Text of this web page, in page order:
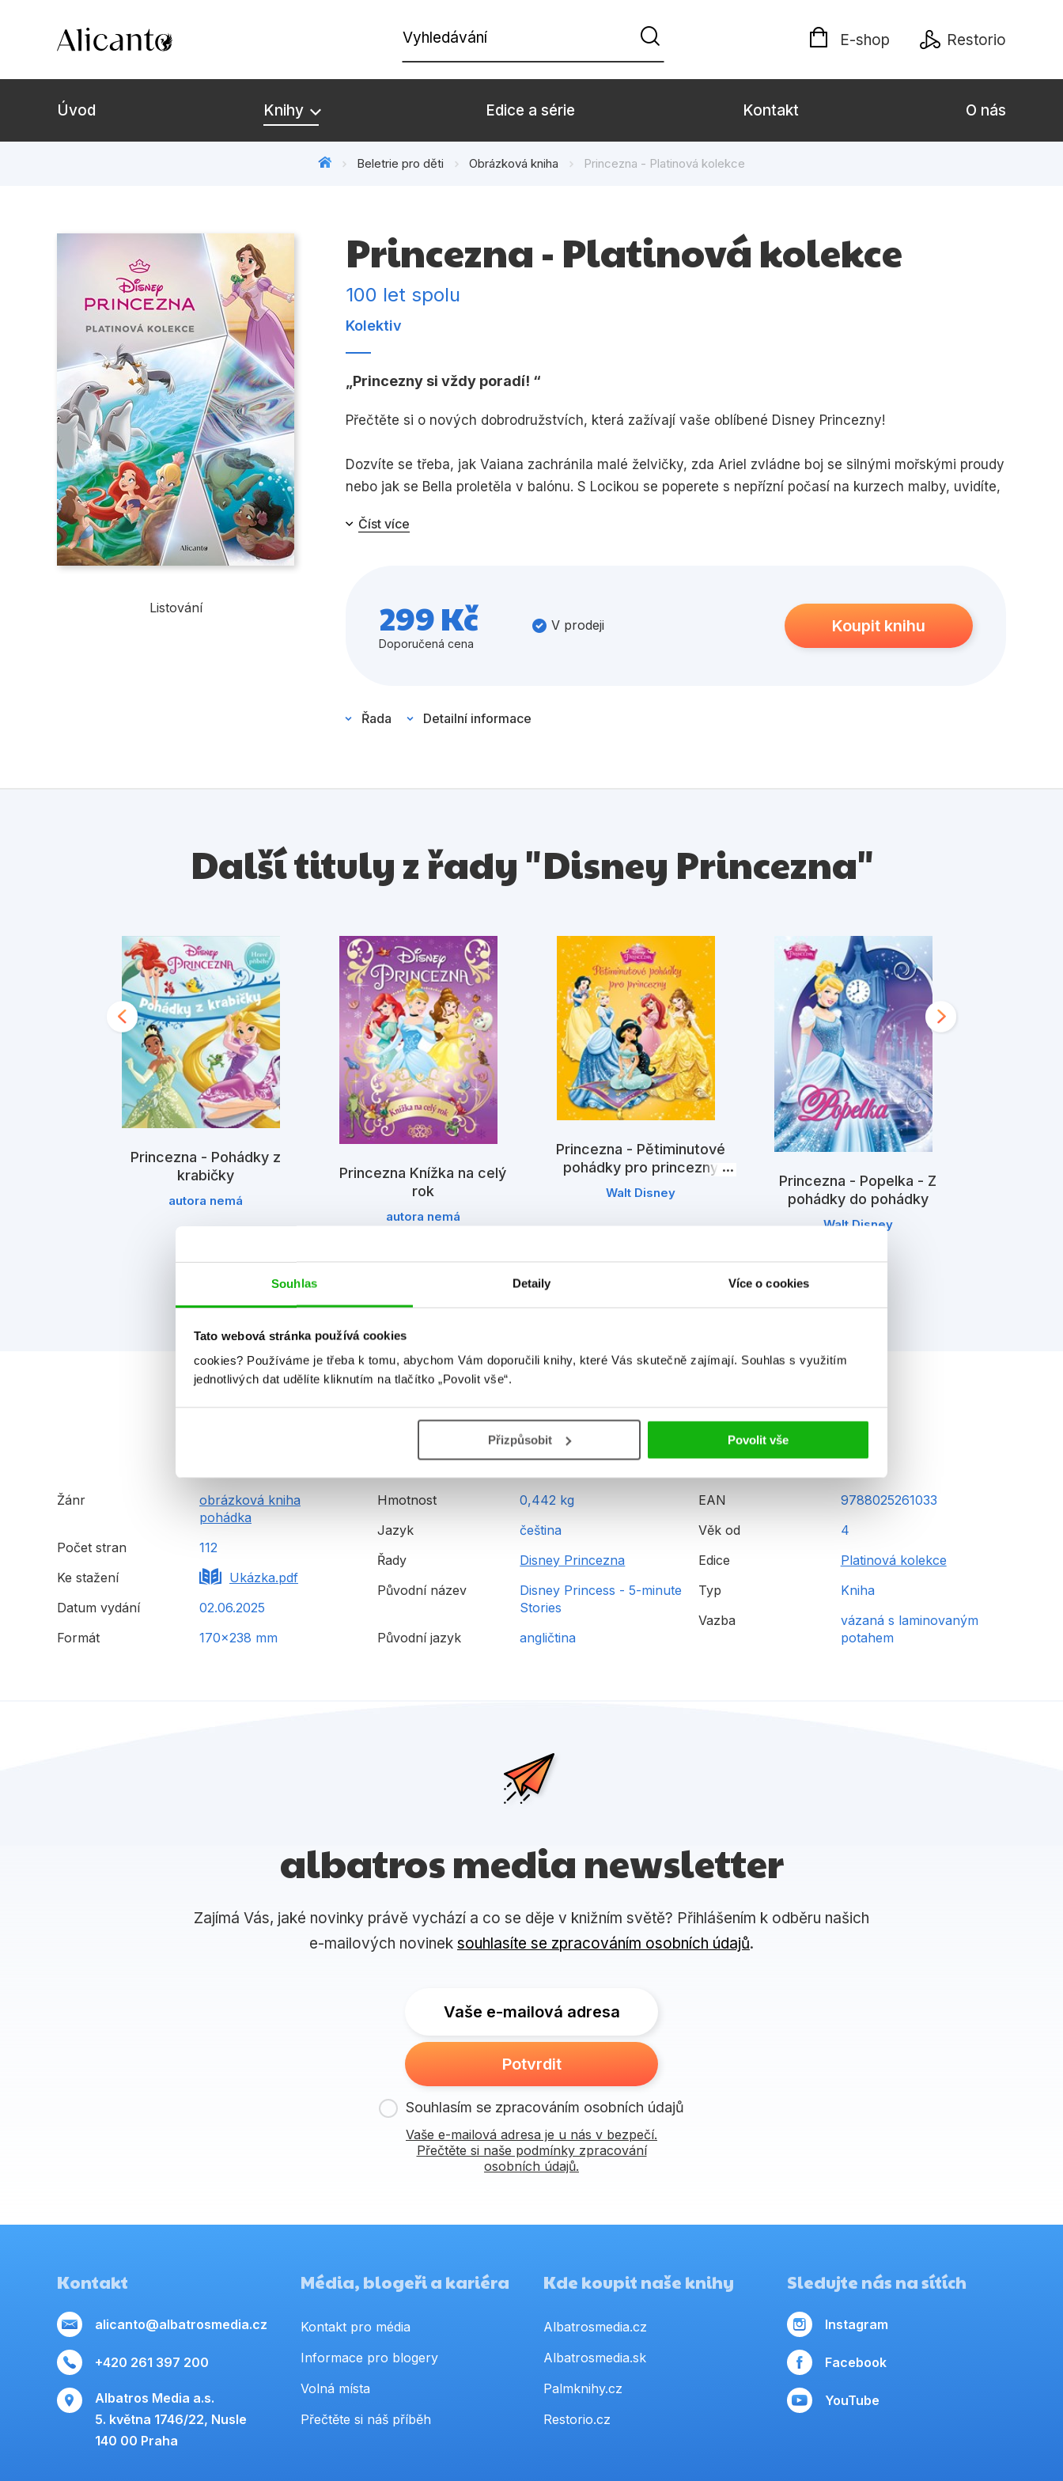
Souhlas Detaily Více o cookies
Tato webová stránka používá cookies
cookies? Používáme je třeba k tomu, abychom Vám doporučili knihy, které Vás skutečně zajímají. Souhlas s využitím
jednotlivých dat udělíte kliknutím na tlačítko „Povolit vše“.
Přizpůsobit Povolit vše
Vyhledávání E-shop Restorio
Úvod Knihy
Připravujeme
Bestsellery
Tipy redakce
Beletrie pro děti Beletrie pro dospělé
Komiks Křížovky
Umění a kultura
Zdraví a životní styl
Všechny kategorie
Edice a série Kontakt O nás
Beletrie pro děti Obrázková kniha Princezna - Platinová kolekce
Listování
Princezna - Platinová kolekce
100 let spolu
Kolektiv
Princezny si vždy poradí!
Přečtěte si o nových dobrodružstvích, která zažívají vaše oblíbené Disney Princezny!
Dozvíte se třeba, jak Vaiana zachránila malé želvičky, zda Ariel zvládne boj se silnými mořskými proudy
nebo jak se Bella proletěla v balónu. S Locikou se poperete s nepřízní počasí na kurzech malby, uvidíte,
odvážné, pracovité a vynalézavé princezny si poradí v každé situaci!
Číst více
299 Kč
Doporučená cena
V prodeji Koupit knihu
Řada Detailní informace
Další tituly z řady "Disney Princezna"
Princezna - Pohádky z
krabičky
autora nemá
Princezna Knížka na celý
rok
autora nemá
Princezna - Pětiminutové
pohádky pro princezny
(žlutá kniha)
Walt Disney
Princezna - Popelka - Z
pohádky do pohádky
Walt Disney
Detailní informace
Žánr
obrázková kniha
pohádka
Počet stran
112
Ke stažení
Ukázka.pdf
Datum vydání
02.06.2025
Formát
170x238 mm
Hmotnost
0,442 kg
Jazyk
čeština
Řady
Disney Princezna
Původní název
Disney Princess - 5-minute
Stories
Původní jazyk
angličtina
EAN
9788025261033
Věk od
4
Edice
Platinová kolekce
Typ
Kniha
Vazba
vázaná s laminovaným
potahem
albatros media newsletter
Zajímá Vás, jaké novinky právě vychází a co se děje v knižním světě? Přihlášením k odběru našich
e-mailových novinek souhlasíte se zpracováním osobních údajů.
Vaše e-mailová adresa
Potvrdit
Souhlasím se zpracováním osobních údajů
Vaše e-mailová adresa je u nás v bezpečí.
Přečtěte si naše podmínky zpracování
osobních údajů.
Kontakt
alicanto@albatrosmedia.cz
+420 261 397 200
Albatros Media a.s.
5. května 1746/22, Nusle
140 00 Praha
Média, blogeři a kariéra
Kontakt pro média
Informace pro blogery
Volná místa
Přečtěte si náš příběh
Kde koupit naše knihy
Albatrosmedia.cz
Albatrosmedia.sk
Palmknihy.cz
Restorio.cz
Sledujte nás na sítích
Instagram
Facebook
YouTube